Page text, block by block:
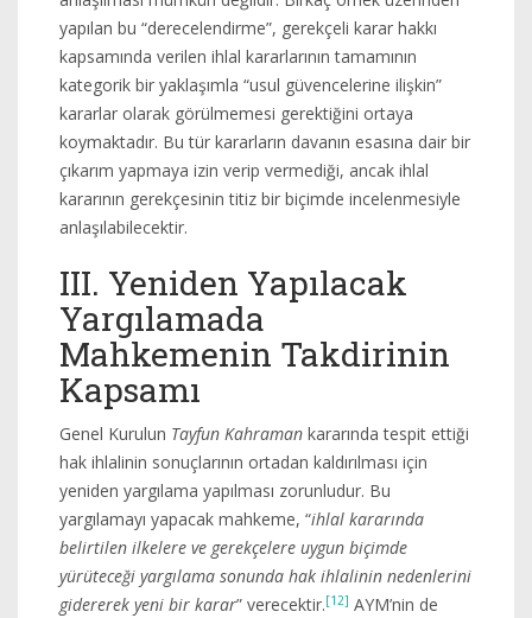
yapılan bu “derecelendirme”, gerekçeli karar hakkı
kapsamında verilen ihlal kararlarının tamamının
kategorik bir yaklaşımla “usul güvencelerine ilişkin”
kararlar olarak görülmemesi gerektiğini ortaya
koymaktadır. Bu tür kararların davanın esasına dair bir
çıkarım yapmaya izin verip vermediği, ancak ihlal
kararının gerekçesinin titiz bir biçimde incelenmesiyle
anlaşılabilecektir.
III. Yeniden Yapılacak
Yargılamada
Mahkemenin Takdirinin
Kapsamı
Genel Kurulun Tayfun Kahraman kararında tespit ettiği
hak ihlalinin sonuçlarının ortadan kaldırılması için
yeniden yargılama yapılması zorunludur. Bu
yargılamayı yapacak mahkeme, “ihlal kararında
belirtilen ilkelere ve gerekçelere uygun biçimde
yürüteceği yargılama sonunda hak ihlalinin nedenlerini
gidererek yeni bir karar” verecektir.[12] AYM’nin de